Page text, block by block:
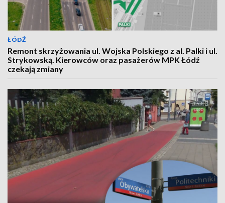
ŁÓDŹ
Remont skrzyżowania ul. Wojska Polskiego z al. Palki i ul.
Strykowską. Kierowców oraz pasażerów MPK Łódź
czekają zmiany